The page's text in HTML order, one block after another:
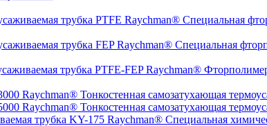
Специальная
Специальная
Тонкостенная самозатухающая
Тонкостенная самозатухающая
Специальная